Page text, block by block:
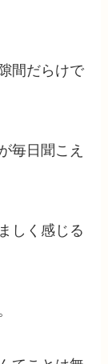
間だらけで
毎日聞こえ
しく感じる